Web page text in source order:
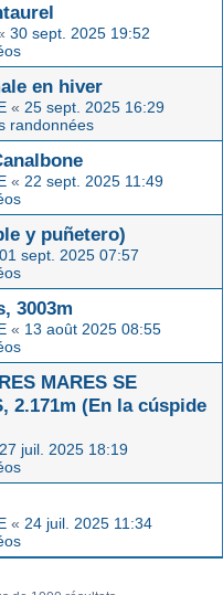
30 sept. 2025 19:52
en hiver
« 25 sept. 2025 16:29
randonnées
« 22 sept. 2025 11:49
y puñetero)
01 sept. 2025 07:57
3003m
« 13 août 2025 08:55
MARES SE
2.171m (En la cúspide
27 juil. 2025 18:19
« 24 juil. 2025 11:34